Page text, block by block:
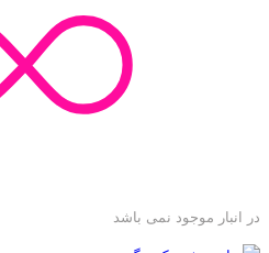
در انبار موجود نمی باشد